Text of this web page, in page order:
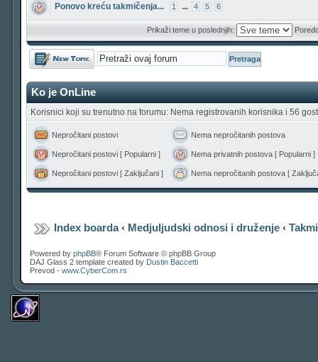
Ponovo kreću takmičenja... 1 ... 4 5 6
Prikaži teme u poslednjih:
Počni novu temu
Ko je OnLine
Korisnici koji su trenutno na forumu: Nema registrovanih korisnika i 56
Nepročitani postovi Nema nepročitanih postova
Nepročitani postovi [ Popularni ] Nema privatnih postova [ Popularni ]
Nepročitani postovi [ Zaključani ] Nema nepročitanih postova [
Index boarda‹ Medjuljudski odnosi i druženje ‹
Powered by phpBB® Forum Software © phpBB Group
DAJ Glass 2 template created by Dustin Baccetti
Prevod - www.CyberCom.rs